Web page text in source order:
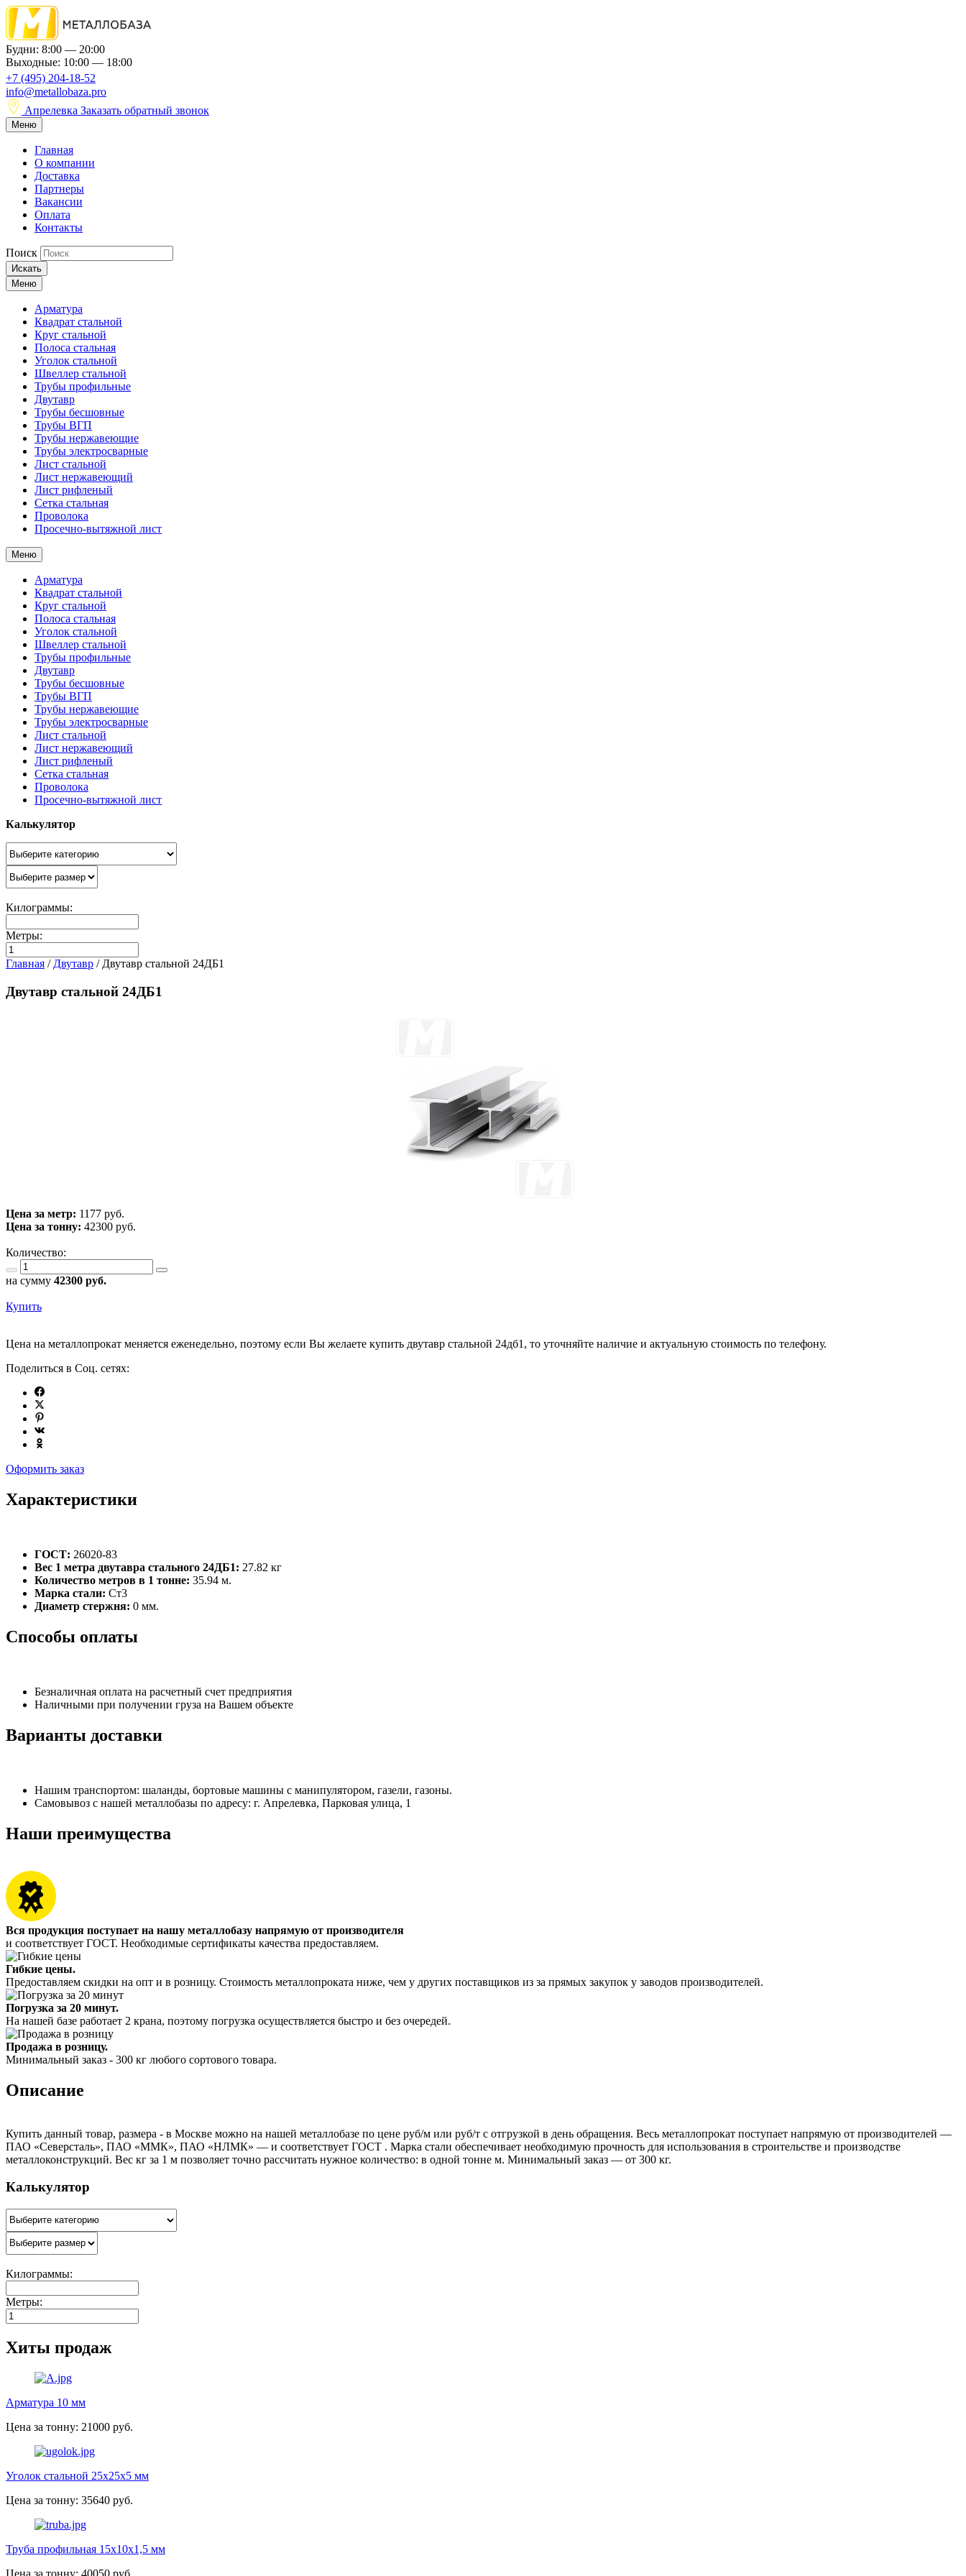
Будни: 8:00 — 20:00
Выходные: 10:00 — 18:00
+7 (495) 204-18-52
info@metallobaza.pro
Апрелевка Заказать обратный звонок
Меню
Главная
О компании
Доставка
Партнеры
Вакансии
Оплата
Контакты
Поиск
Искать
Меню
Арматура
Квадрат стальной
Круг стальной
Полоса стальная
Уголок стальной
Швеллер стальной
Трубы профильные
Двутавр
Трубы бесшовные
Трубы ВГП
Трубы нержавеющие
Трубы электросварные
Лист стальной
Лист нержавеющий
Лист рифленый
Сетка стальная
Проволока
Просечно-вытяжной лист
Меню
Арматура
Квадрат стальной
Круг стальной
Полоса стальная
Уголок стальной
Швеллер стальной
Трубы профильные
Двутавр
Трубы бесшовные
Трубы ВГП
Трубы нержавеющие
Трубы электросварные
Лист стальной
Лист нержавеющий
Лист рифленый
Сетка стальная
Проволока
Просечно-вытяжной лист
Калькулятор
Килограммы:
Метры:
Главная / Двутавр / Двутавр стальной 24ДБ1
Двутавр стальной 24ДБ1
Цена за метр: 1177 руб.
Цена за тонну: 42300 руб.
Количество:
на сумму 42300 руб.
Купить
Цена на металлопрокат меняется еженедельно, поэтому если Вы желаете купить двутавр стальной 24дб1, то уточняйте наличие и актуальную стоимость по телефону.
Поделиться в Соц. сетях:
Оформить заказ
Характеристики
ГОСТ: 26020-83
Вес 1 метра двутавра стального 24ДБ1: 27.82 кг
Количество метров в 1 тонне: 35.94 м.
Марка стали: Ст3
Диаметр стержня: 0 мм.
Способы оплаты
Безналичная оплата на расчетный счет предприятия
Наличными при получении груза на Вашем объекте
Варианты доставки
Нашим транспортом: шаланды, бортовые машины с манипулятором, газели, газоны.
Самовывоз с нашей металлобазы по адресу: г. Апрелевка, Парковая улица, 1
Наши преимущества
Вся продукция поступает на нашу металлобазу напрямую от производителя
и соответствует ГОСТ. Необходимые сертификаты качества предоставляем.
Гибкие цены.
Предоставляем скидки на опт и в розницу. Стоимость металлопроката ниже, чем у других поставщиков из за прямых закупок у заводов производителей.
Погрузка за 20 минут.
На нашей базе работает 2 крана, поэтому погрузка осуществляется быстро и без очередей.
Продажа в розницу.
Минимальный заказ - 300 кг любого сортового товара.
Описание
Купить данный товар, размера - в Москве можно на нашей металлобазе по цене руб/м или руб/т с отгрузкой в день обращения. Весь металлопрокат поступает напрямую от производителей —
ПАО «Северсталь», ПАО «ММК», ПАО «НЛМК» — и соответствует ГОСТ . Марка стали обеспечивает необходимую прочность для использования в строительстве и производстве
металлоконструкций. Вес кг за 1 м позволяет точно рассчитать нужное количество: в одной тонне м. Минимальный заказ — от 300 кг.
Калькулятор
Килограммы:
Метры:
Хиты продаж
Арматура 10 мм
Цена за тонну: 21000 руб.
Уголок стальной 25х25х5 мм
Цена за тонну: 35640 руб.
Труба профильная 15х10х1,5 мм
Цена за тонну: 40050 руб.